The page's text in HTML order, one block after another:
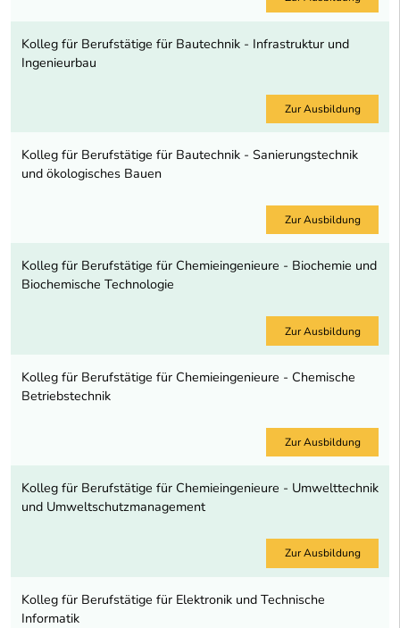
Kolleg für Berufstätige für Bautechnik - Infrastruktur und
Ingenieurbau
Zur Ausbildung
Kolleg für Berufstätige für Bautechnik - Sanierungstechnik
und ökologisches Bauen
Zur Ausbildung
Kolleg für Berufstätige für Chemieingenieure - Biochemie und
Biochemische Technologie
Zur Ausbildung
Kolleg für Berufstätige für Chemieingenieure - Chemische
Betriebstechnik
Zur Ausbildung
Kolleg für Berufstätige für Chemieingenieure - Umwelttechnik
und Umweltschutzmanagement
Zur Ausbildung
Kolleg für Berufstätige für Elektronik und Technische
Informatik